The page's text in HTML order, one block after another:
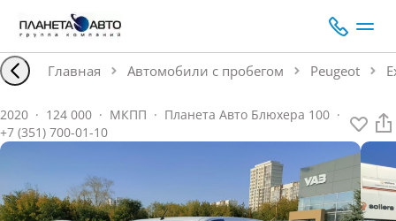
Главная Автомобили с пробегом Peugeot
2020 · 124 000 · МКПП · Планета Авто Блюхера 100 ·
+7 (351) 700-01-10